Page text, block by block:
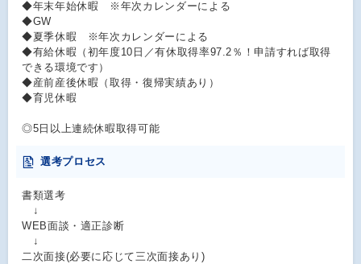
◆年末年始休暇 ※年次カレンダーによる
◆GW
◆夏季休暇 ※年次カレンダーによる
◆有給休暇（初年度10日／有休取得率97.2％！申請すれば取得
できる環境です）
◆産前産後休暇（取得・復帰実績あり）
◆育児休暇
◎5日以上連続休暇取得可能
選考プロセス
書類選考
↓
WEB面談・適正診断
↓
二次面接(必要に応じて三次面接あり)